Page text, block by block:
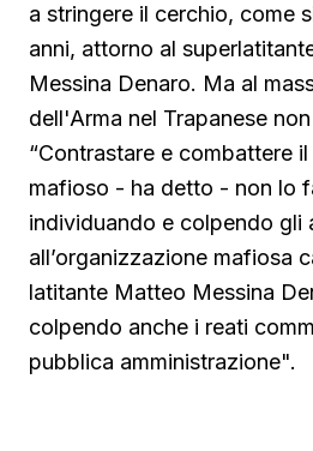
a stringere il cerchio, come
anni, attorno al
Messina Denaro. Ma al
dell'Arma nel Trapanese
“Contrastare e combattere
mafioso - ha detto - non lo
individuando e colpendo gli
all’organizzazione mafiosa
latitante Matteo Messina
colpendo anche i reati
pubblica amministrazione".